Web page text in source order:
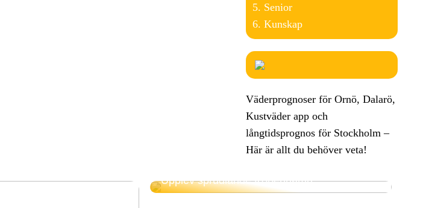
Senior
Kunskap
Väderprognoser för Ornö, Dalarö,
Kustväder app och
långtidsprognos för Stockholm –
Här är allt du behöver veta!
Upplev sprudlande Köpenhamn